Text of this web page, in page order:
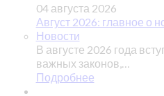
04 августа 2026
Август 2026: главное о
Новости
В августе 2026 года
важных законов,…
Подробнее